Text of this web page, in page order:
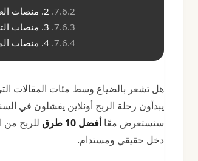
2. منصات العمل الحر
3. منصات التسويق بالعمولة
4. منصات المحتوى الرقمي
يبدأون رحلة الربح أونلاين يفشلون في
سنستعرض معًاأفضل 10 طرق
دخل حقيقي ومستدام.